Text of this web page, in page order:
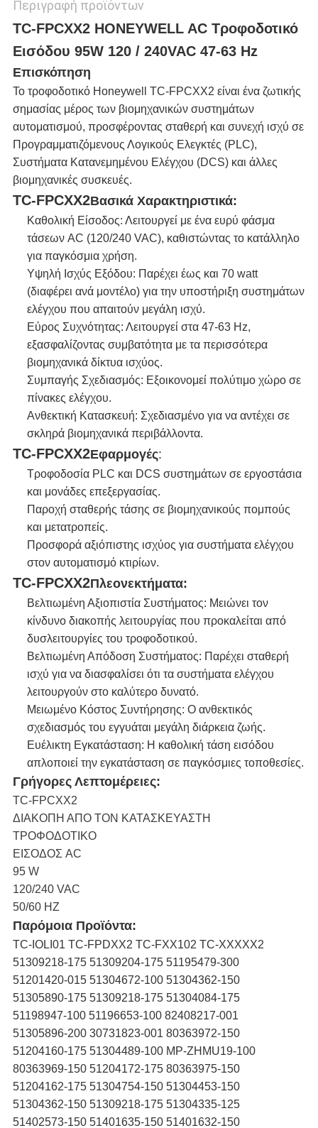
Περιγραφή προϊόντων
TC-FPCXX2 HONEYWELL AC Τροφοδοτικό
Εισόδου 95W 120 / 240VAC 47-63 Hz
Επισκόπηση
Το τροφοδοτικό Honeywell TC-FPCXX2 είναι ένα ζωτικής
σημασίας μέρος των βιομηχανικών συστημάτων
αυτοματισμού, προσφέροντας σταθερή και συνεχή ισχύ σε
Προγραμματιζόμενους Λογικούς Ελεγκτές (PLC),
Συστήματα Κατανεμημένου Ελέγχου (DCS) και άλλες
βιομηχανικές συσκευές.
TC-FPCXX2Βασικά Χαρακτηριστικά:
Καθολική Είσοδος: Λειτουργεί με ένα ευρύ φάσμα
τάσεων AC (120/240 VAC), καθιστώντας το κατάλληλο
για παγκόσμια χρήση.
Υψηλή Ισχύς Εξόδου: Παρέχει έως και 70 watt
(διαφέρει ανά μοντέλο) για την υποστήριξη συστημάτων
ελέγχου που απαιτούν μεγάλη ισχύ.
Εύρος Συχνότητας: Λειτουργεί στα 47-63 Hz,
εξασφαλίζοντας συμβατότητα με τα περισσότερα
βιομηχανικά δίκτυα ισχύος.
Συμπαγής Σχεδιασμός: Εξοικονομεί πολύτιμο χώρο σε
πίνακες ελέγχου.
Ανθεκτική Κατασκευή: Σχεδιασμένο για να αντέχει σε
σκληρά βιομηχανικά περιβάλλοντα.
TC-FPCXX2Εφαρμογές:
Τροφοδοσία PLC και DCS συστημάτων σε εργοστάσια
και μονάδες επεξεργασίας.
Παροχή σταθερής τάσης σε βιομηχανικούς πομπούς
και μετατροπείς.
Προσφορά αξιόπιστης ισχύος για συστήματα ελέγχου
στον αυτοματισμό κτιρίων.
TC-FPCXX2Πλεονεκτήματα:
Βελτιωμένη Αξιοπιστία Συστήματος: Μειώνει τον
κίνδυνο διακοπής λειτουργίας που προκαλείται από
δυσλειτουργίες του τροφοδοτικού.
Βελτιωμένη Απόδοση Συστήματος: Παρέχει σταθερή
ισχύ για να διασφαλίσει ότι τα συστήματα ελέγχου
λειτουργούν στο καλύτερο δυνατό.
Μειωμένο Κόστος Συντήρησης: Ο ανθεκτικός
σχεδιασμός του εγγυάται μεγάλη διάρκεια ζωής.
Ευέλικτη Εγκατάσταση: Η καθολική τάση εισόδου
απλοποιεί την εγκατάσταση σε παγκόσμιες τοποθεσίες.
Γρήγορες Λεπτομέρειες:
TC-FPCXX2
ΔΙΑΚΟΠΗ ΑΠΟ ΤΟΝ ΚΑΤΑΣΚΕΥΑΣΤΗ
ΤΡΟΦΟΔΟΤΙΚΟ
ΕΙΣΟΔΟΣ AC
95 W
120/240 VAC
50/60 HZ
Παρόμοια Προϊόντα:
TC-IOLI01 TC-FPDXX2 TC-FXX102 TC-XXXXX2
51309218-175 51309204-175 51195479-300
51201420-015 51304672-100 51304362-150
51305890-175 51309218-175 51304084-175
51198947-100 51196653-100 82408217-001
51305896-200 30731823-001 80363972-150
51204160-175 51304489-100 MP-ZHMU19-100
80363969-150 51204172-175 80363975-150
51204162-175 51304754-150 51304453-150
51304362-150 51309218-175 51304335-125
51402573-150 51401635-150 51401632-150